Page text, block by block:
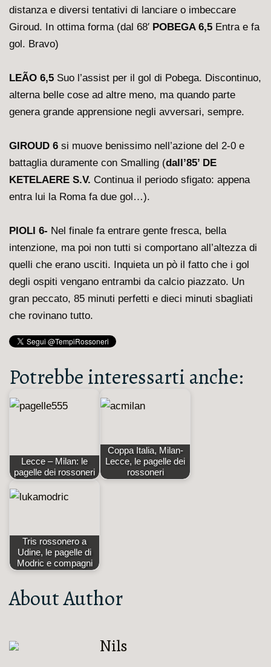
distanza e diversi tentativi di lanciare o imbeccare
Giroud. In ottima forma (dal 68′ POBEGA 6,5 Entra e fa
gol. Bravo)
LEÃO 6,5 Suo l’assist per il gol di Pobega. Discontinuo,
alterna belle cose ad altre meno, ma quando parte
genera grande apprensione negli avversari, sempre.
GIROUD 6 si muove benissimo nell’azione del 2-0 e
battaglia duramente con Smalling (dall’85’ DE
KETELAERE S.V. Continua il periodo sfigato: appena
entra lui la Roma fa due gol…).
PIOLI 6- Nel finale fa entrare gente fresca, bella
intenzione, ma poi non tutti si comportano all’altezza di
quelli che erano usciti. Inquieta un pò il fatto che i gol
degli ospiti vengano entrambi da calcio piazzato. Un
gran peccato, 85 minuti perfetti e dieci minuti sbagliati
che rovinano tutto.
Potrebbe interessarti anche:
Lecce – Milan: le
pagelle dei rossoneri
Coppa Italia, Milan-
Lecce, le pagelle dei
rossoneri
Tris rossonero a
Udine, le pagelle di
Modric e compagni
About Author
Nils